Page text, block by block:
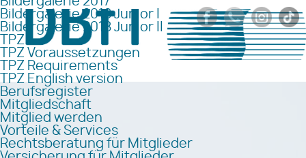
Bildergalerie 2018 Junior I
Bildergalerie 2018 Junior II
TPZ
TPZ Voraussetzungen
TPZ Requirements
TPZ English version
Berufsregister
Mitgliedschaft
Mitglied werden
Vorteile & Services
Rechtsberatung für Mitglieder